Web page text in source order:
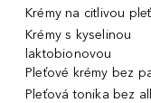
Krémy na citlivou pleť
Krémy s kyselinou
laktobionovou
Pleťové krémy bez
Pleťová tonika bez